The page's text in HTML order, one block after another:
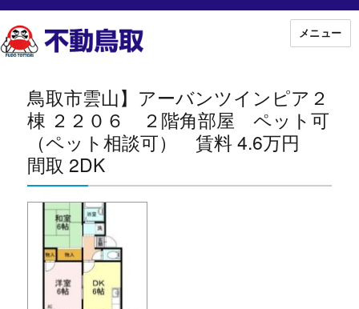
メニュー
鳥取市雲山】アーバンツインピア２
棟 ２２０６ ２階角部屋 ペット可
（ペット相談可） 賃料 4.6万円
間取 2DK